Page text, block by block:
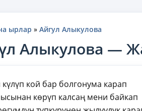
ырлар » Айгул Алыкулова
Алыкулова —
күлүп кой бар болгонума карап
көрүп калсаң мени байкап